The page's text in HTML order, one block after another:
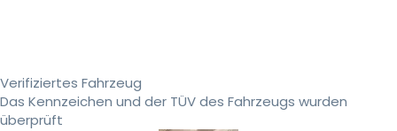
Verifiziertes Fahrzeug
Das Kennzeichen und der TÜV des Fahrzeugs wurden
überprüft